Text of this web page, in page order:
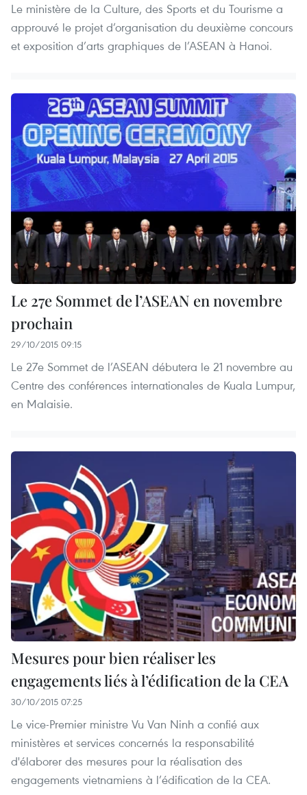
Le ministère de la Culture, des Sports et du Tourisme a
approuvé le projet d’organisation du deuxième concours
et exposition d’arts graphiques de l’ASEAN à Hanoi.
Le 27e Sommet de l’ASEAN en novembre
prochain
29/10/2015 09:15
Le 27e Sommet de l’ASEAN débutera le 21 novembre au
Centre des conférences internationales de Kuala Lumpur,
en Malaisie.
Mesures pour bien réaliser les
engagements liés à l’édification de la CEA
30/10/2015 07:25
Le vice-Premier ministre Vu Van Ninh a confié aux
ministères et services concernés la responsabilité
d'élaborer des mesures pour la réalisation des
engagements vietnamiens à l’édification de la CEA.